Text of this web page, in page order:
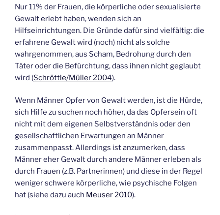
Nur 11% der Frauen, die körperliche oder sexualisierte
Gewalt erlebt haben, wenden sich an
Hilfseinrichtungen. Die Gründe dafür sind vielfältig: die
erfahrene Gewalt wird (noch) nicht als solche
wahrgenommen, aus Scham, Bedrohung durch den
Täter oder die Befürchtung, dass ihnen nicht geglaubt
wird (Schröttle/Müller 2004).
Wenn Männer Opfer von Gewalt werden, ist die Hürde,
sich Hilfe zu suchen noch höher, da das Opfersein oft
nicht mit dem eigenen Selbstverständnis oder den
gesellschaftlichen Erwartungen an Männer
zusammenpasst. Allerdings ist anzumerken, dass
Männer eher Gewalt durch andere Männer erleben als
durch Frauen (z.B. Partnerinnen) und diese in der Regel
weniger schwere körperliche, wie psychische Folgen
hat (siehe dazu auch Meuser 2010).